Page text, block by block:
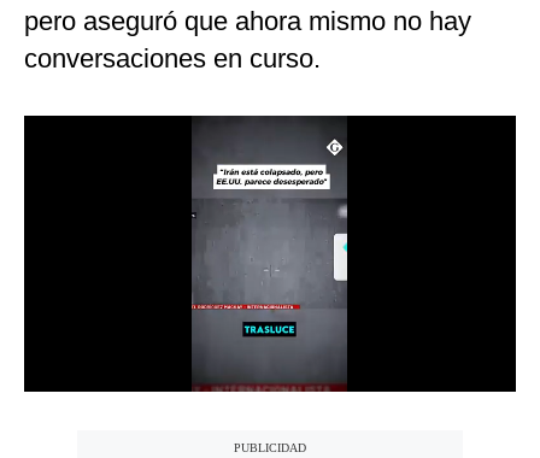
Club del Suscriptor
pero aseguró que ahora mismo no hay
conversaciones en curso.